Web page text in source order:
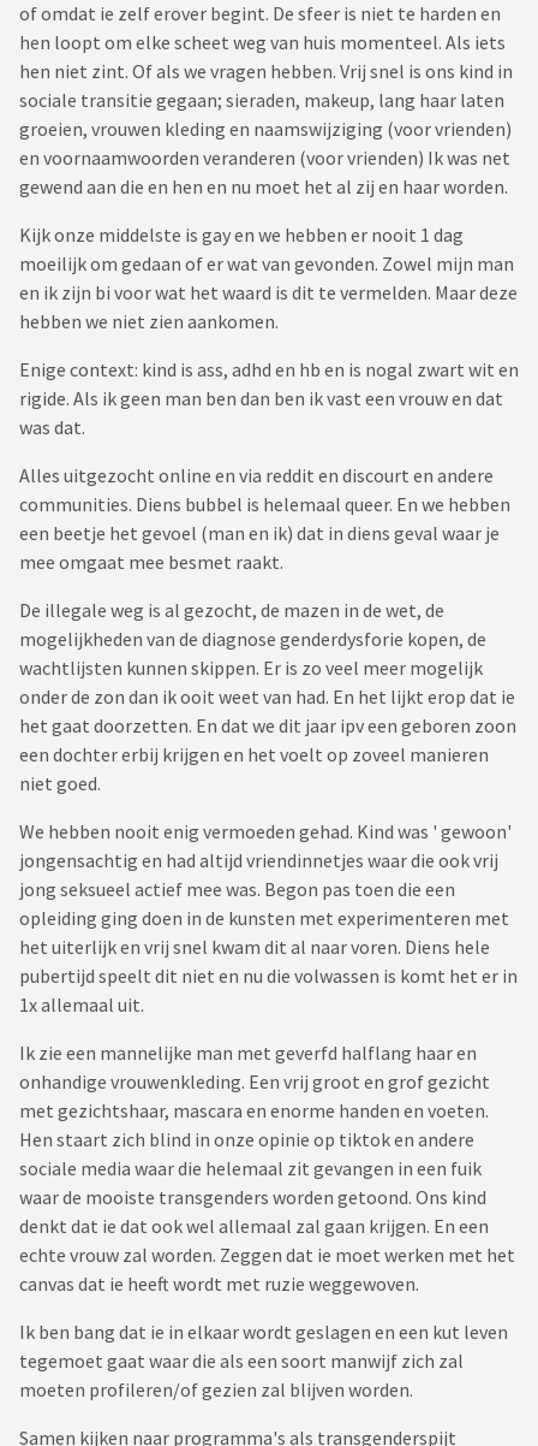
of omdat ie zelf erover begint. De sfeer is niet te harden en
hen loopt om elke scheet weg van huis momenteel. Als iets
hen niet zint. Of als we vragen hebben. Vrij snel is ons kind in
sociale transitie gegaan; sieraden, makeup, lang haar laten
groeien, vrouwen kleding en naamswijziging (voor vrienden)
en voornaamwoorden veranderen (voor vrienden) Ik was net
gewend aan die en hen en nu moet het al zij en haar worden.
Kijk onze middelste is gay en we hebben er nooit 1 dag
moeilijk om gedaan of er wat van gevonden. Zowel mijn man
en ik zijn bi voor wat het waard is dit te vermelden. Maar deze
hebben we niet zien aankomen.
Enige context: kind is ass, adhd en hb en is nogal zwart wit en
rigide. Als ik geen man ben dan ben ik vast een vrouw en dat
was dat.
Alles uitgezocht online en via reddit en discourt en andere
communities. Diens bubbel is helemaal queer. En we hebben
een beetje het gevoel (man en ik) dat in diens geval waar je
mee omgaat mee besmet raakt.
De illegale weg is al gezocht, de mazen in de wet, de
mogelijkheden van de diagnose genderdysforie kopen, de
wachtlijsten kunnen skippen. Er is zo veel meer mogelijk
onder de zon dan ik ooit weet van had. En het lijkt erop dat ie
het gaat doorzetten. En dat we dit jaar ipv een geboren zoon
een dochter erbij krijgen en het voelt op zoveel manieren
niet goed.
We hebben nooit enig vermoeden gehad. Kind was ' gewoon'
jongensachtig en had altijd vriendinnetjes waar die ook vrij
jong seksueel actief mee was. Begon pas toen die een
opleiding ging doen in de kunsten met experimenteren met
het uiterlijk en vrij snel kwam dit al naar voren. Diens hele
pubertijd speelt dit niet en nu die volwassen is komt het er in
1x allemaal uit.
Ik zie een mannelijke man met geverfd halflang haar en
onhandige vrouwenkleding. Een vrij groot en grof gezicht
met gezichtshaar, mascara en enorme handen en voeten.
Hen staart zich blind in onze opinie op tiktok en andere
sociale media waar die helemaal zit gevangen in een fuik
waar de mooiste transgenders worden getoond. Ons kind
denkt dat ie dat ook wel allemaal zal gaan krijgen. En een
echte vrouw zal worden. Zeggen dat ie moet werken met het
canvas dat ie heeft wordt met ruzie weggewoven.
Ik ben bang dat ie in elkaar wordt geslagen en een kut leven
tegemoet gaat waar die als een soort manwijf zich zal
moeten profileren/of gezien zal blijven worden.
Samen kijken naar programma's als transgenderspijt